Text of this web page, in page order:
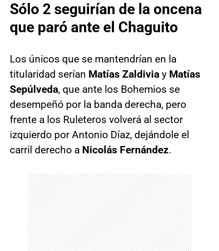
Sólo 2 seguirían de la oncena
que paró ante el Chaguito
Los únicos que se mantendrían en la
titularidad serían Matías Zaldivia y Matías
Sepúlveda, que ante los Bohemios se
desempeñó por la banda derecha, pero
frente a los Ruleteros volverá al sector
izquierdo por Antonio Díaz, dejándole el
carril derecho a Nicolás Fernández.